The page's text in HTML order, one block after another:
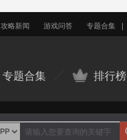
攻略新闻 游戏问答 专题合集
专题合集 排行榜